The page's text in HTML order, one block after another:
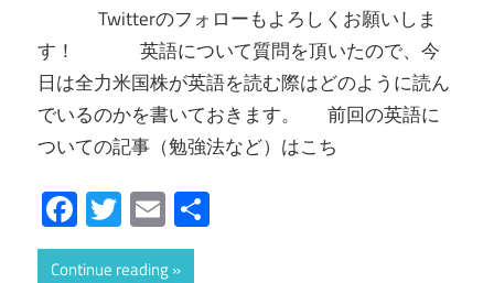
Twitterのフォローもよろしくお願いしま
す！ 英語について質問を頂いたので、今
日は全力米国株が英語を読む際はどのように読ん
でいるのかを書いておきます。 前回の英語に
ついての記事（勉強法など）はこち
Facebook
Twitter
Email
Continue reading